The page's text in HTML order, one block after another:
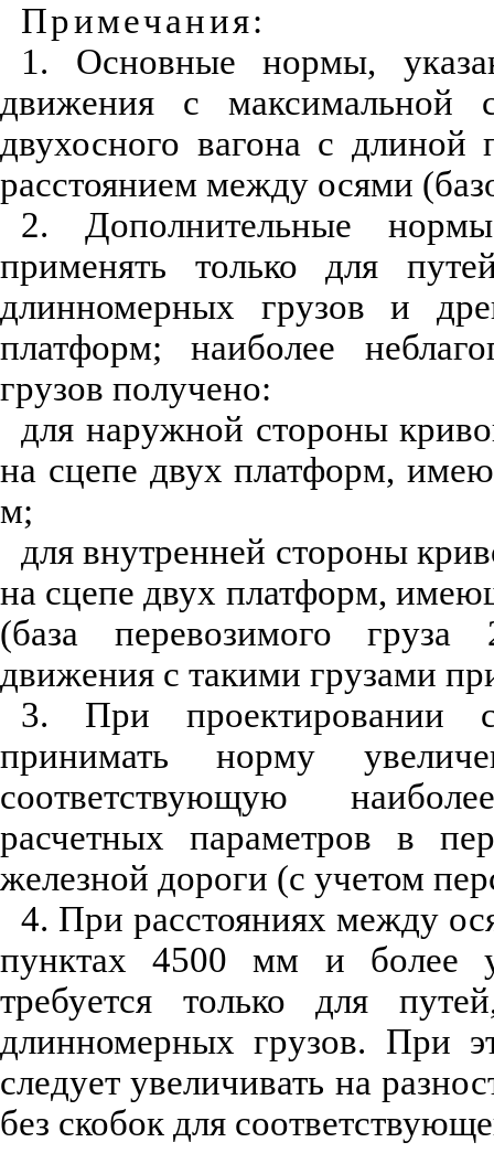
Примечания:
1. Основные нормы,
движения с максимальной
двухосного вагона с
расстоянием между осями
2. Дополнительные
применять только для
длинномерных грузов и
платформ; наиболее
грузов получено:
для наружной стороны
на сцепе двух платформ,
м;
для внутренней стороны
на сцепе двух платформ,
(база перевозимого
движения с такими грузами
3. При проектировании
принимать норму
соответствующую
расчетных параметров в
железной дороги (с учетом
4. При расстояниях между
пунктах 4500 мм и более
требуется только для
длинномерных грузов. При
следует увеличивать на
без скобок для